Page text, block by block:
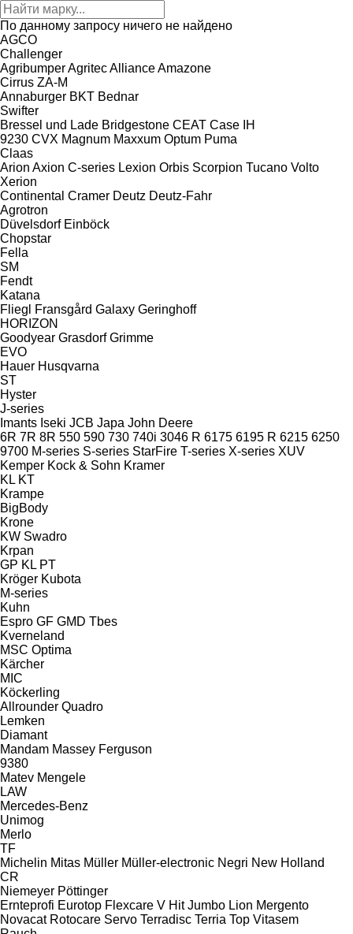
По данному запросу ничего не найдено
AGCO
Challenger
AgribumperAgritecAllianceAmazone
Cirrus ZA-M
Annaburger BKT Bednar
Swifter
Bressel und Lade Bridgestone CEAT Case IH
9230 CVX Magnum Maxxum Optum Puma
Claas
Arion Axion C-series Lexion Orbis Scorpion Tucano Volto
Xerion
Continental Cramer Deutz Deutz-Fahr
Agrotron
Düvelsdorf Einböck
Chopstar
Fella
SM
Fendt
Katana
Fliegl
Fransgård Galaxy Geringhoff
HORIZON
Goodyear Grasdorf Grimme
EVO
Hauer Husqvarna
ST
Hyster
J-series
Imants Iseki JCB Japa John Deere
6R 7R 8R 550 590 730 740i 3046 R 6175 6195 R 6215 6250
9700 M-series S-series StarFire T-series X-series XUV
Kemper Kock & Sohn Kramer
KL KT
Krampe
BigBody
Krone
KW Swadro
Krpan
GP KL PT
Kröger Kubota
M-series
Kuhn
Espro GF GMD Tbes
Kverneland
MSC Optima
Kärcher
MIC
Köckerling
Allrounder Quadro
Lemken
Diamant
Mandam Massey Ferguson
9380
Matev Mengele
LAW
Mercedes-Benz
Unimog
Merlo
TF
Michelin Mitas Müller Müller-electronic Negri New Holland
CR
Niemeyer Pöttinger
Ernteprofi Eurotop Flexcare V Hit Jumbo Lion Mergento
Novacat Rotocare Servo Terradisc Terria Top Vitasem